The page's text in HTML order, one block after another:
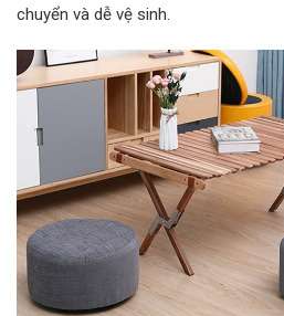
chuyển và dễ vệ sinh.